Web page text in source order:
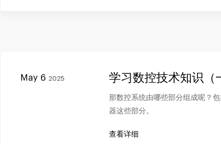
May 6 2025 学习数控技术知识（
那数控系统由哪些部分组成呢？
器这些部分。
查看详细